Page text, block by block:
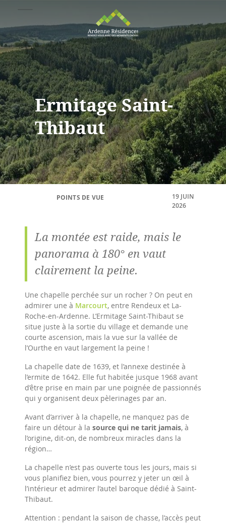
Ermitage Saint-
Thibaut
POINTS DE VUE
19 JUIN
2026
La montée est raide, mais le
panorama à 180° en vaut
clairement la peine.
Une chapelle perchée sur un rocher ? On peut en
admirer une à Marcourt, entre Rendeux et La-
Roche-en-Ardenne. L’Ermitage Saint-Thibaut se
situe juste à la sortie du village et demande une
courte ascension, mais la vue sur la vallée de
l’Ourthe en vaut largement la peine !
La chapelle date de 1639, et l’annexe destinée à
l’ermite de 1642. Elle fut habitée jusque 1968 avant
d’être prise en main par une poignée de passionnés
qui y organisent deux pèlerinages par an.
Avant d’arriver à la chapelle, ne manquez pas de
faire un détour à la source qui ne tarit jamais, à
l’origine, dit-on, de nombreux miracles dans la
région…
La chapelle n’est pas ouverte tous les jours, mais si
vous planifiez bien, vous pourrez y jeter un œil à
l’intérieur et admirer l’autel baroque dédié à Saint-
Thibaut.
Attention : pendant la saison de chasse, l’accès peut